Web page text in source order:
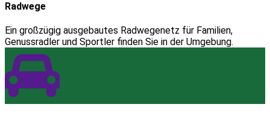
Radwege
Ein großzügig ausgebautes Radwegenetz für Familien,
Genussradler und Sportler finden Sie in der Umgebung.